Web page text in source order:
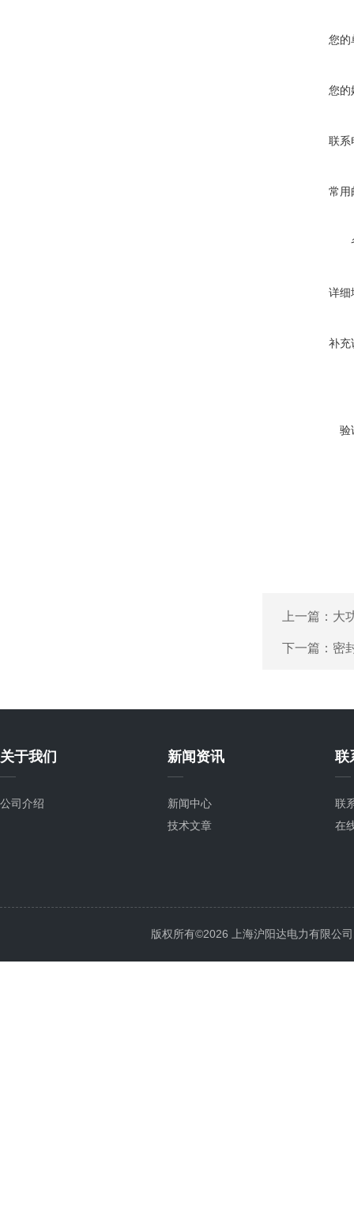
您的
您的
联系
常用
详细
补充
验
上一篇： 大
下一篇： 密
关于我们
公司介绍
新闻资讯
新闻中心
技术文章
联
联
在
版权所有©2026 上海沪阳达电力有限公